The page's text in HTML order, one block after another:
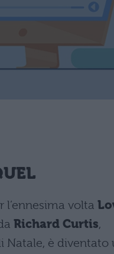
l’ennesima volta
Richard Curtis,
Natale, è diventato